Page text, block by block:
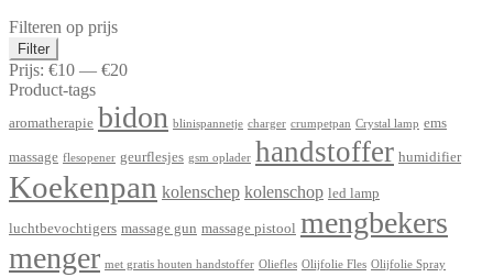
Filteren op prijs
Min.
prijs
Max.
prijs
Filter
Prijs: €10 — €20
Product-tags
aromatherapie bidon blinispannetje charger crumpetpan Crystal lamp ems
massage flesopener geurflesjes gsm oplader handstoffer humidifier
Koekenpan kolenschep kolenschop led lamp
luchtbevochtigers massage gun massage pistool mengbekers
menger met gratis houten handstoffer Oliefles Olijfolie Fles Olijfolie Spray